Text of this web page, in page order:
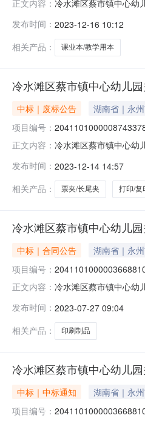
正文内容： 冷水滩区蔡市镇中心幼
号
位信息采购单位名称:
发布时间： 2023-12-16 10:12
相关产品：
课业本/教学用本
冷水滩区蔡市镇中心幼儿
中标｜废标公告 湖南省｜永
项目编号：
正文内容： 冷水滩区蔡市镇中心幼
交日期：2023年12月
发布时间： 2023-12-14 14:57
相关产品：
票夹/长尾夹 打印/复
冷水滩区蔡市镇中心幼儿
中标｜合同公告 湖南省｜永
项目编号：
正文内容： 冷水滩区蔡市镇中心幼
验收数量验收金额(元)
发布时间： 2023-07-27 09:04
相关产品：
印刷制品
冷水滩区蔡市镇中心幼儿
中标｜中标通知 湖南省｜永
项目编号：